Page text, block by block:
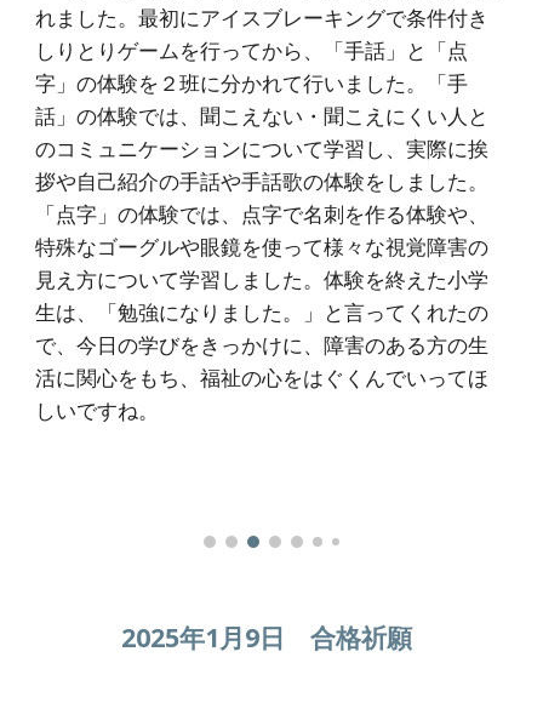
れました。最初にアイスブレーキングで条件付き
しりとりゲームを行ってから、「手話」と「点
字」の体験を２班に分かれて行いました。「手
話」の体験では、聞こえない・聞こえにくい人と
のコミュニケーションについて学習し、実際に挨
拶や自己紹介の手話や手話歌の体験をしました。
「点字」の体験では、点字で名刺を作る体験や、
特殊なゴーグルや眼鏡を使って様々な視覚障害の
見え方について学習しました。体験を終えた小学
生は、「勉強になりました。」と言ってくれたの
で、今日の学びをきっかけに、障害のある方の生
活に関心をもち、福祉の心をはぐくんでいってほ
しいですね。
2025年1月9日 合格祈願